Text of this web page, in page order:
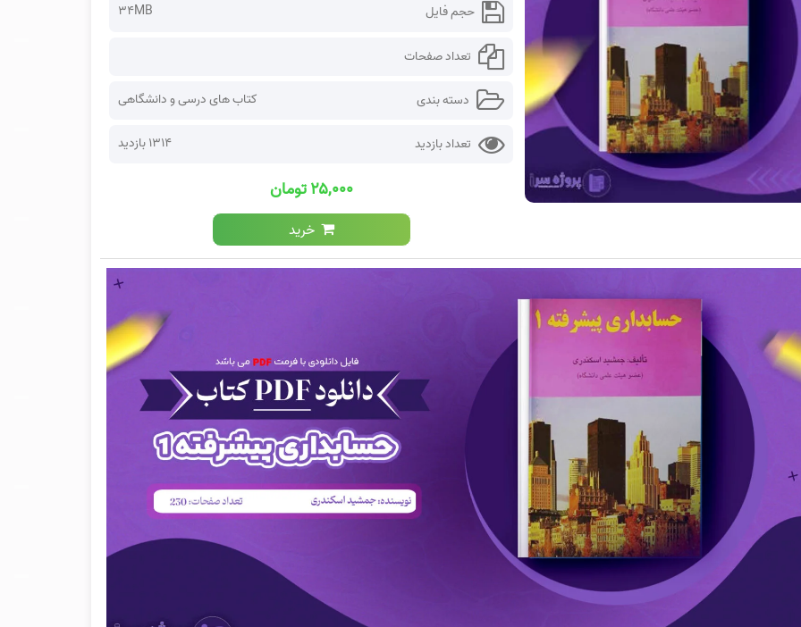
حجم فایل 34MB
تعداد صفحات
دسته بندی کتاب های درسی و دانشگاهی
تعداد بازدید 1314 بازدید
۲۵,۰۰۰ تومان
خرید